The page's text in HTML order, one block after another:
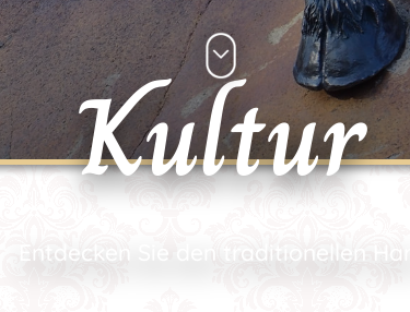
Kultur
Entdecken Sie den traditionellen Harz